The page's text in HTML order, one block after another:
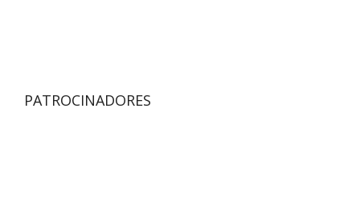
PATROCINADORES